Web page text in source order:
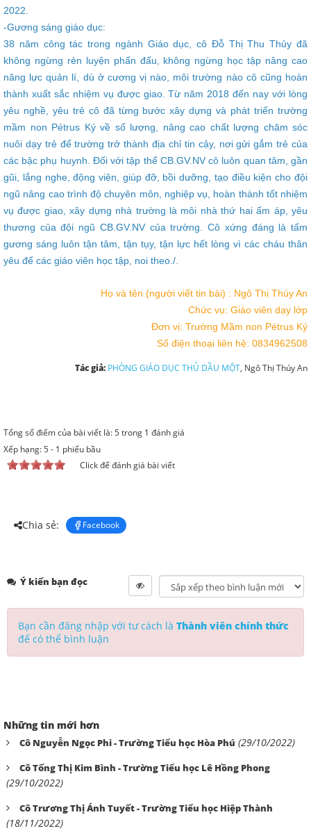
2022.
-Gương sáng giáo dục:
38 năm công tác trong ngành Giáo dục, cô Đỗ Thị Thu Thủy đã
không ngừng rèn luyện phấn đấu, không ngừng học tập nâng cao
năng lực quản lí, dù ở cương vị nào, môi trường nào cô cũng hoàn
thành xuất sắc nhiệm vụ được giao. Từ năm 2018 đến nay với lòng
yêu nghề, yêu trẻ cô đã từng bước xây dựng và phát triển trường
mầm non Pétrus Ký về số lượng, nâng cao chất lượng chăm sóc
nuôi dạy trẻ để trường trở thành địa chỉ tin cậy, nơi gửi gắm trẻ của
các bậc phụ huynh. Đối với tập thể CB.GV.NV cô luôn quan tâm, gần
gũi, lắng nghe, động viên, giúp đỡ, bồi dưỡng, tạo điều kiện cho đội
ngũ nâng cao trình độ chuyên môn, nghiệp vụ, hoàn thành tốt nhiệm
vụ được giao, xây dựng nhà trường là môi nhà thứ hai ấm áp, yêu
thương của đội ngũ CB.GV.NV của trường. Cô xứng đáng là tấm
gương sáng luôn tận tâm, tận tụy, tận lực hết lòng vì các cháu thân
yêu để các giáo viên học tập, noi theo./.
Họ và tên (người viết tin bài) : Ngô Thị Thúy An
Chức vụ: Giáo viên dạy lớp
Đơn vị: Trường Mầm non Pétrus Ký
Số điện thoại liên hệ: 0834962508
Tác giả: PHÒNG GIÁO DỤC THỦ DẦU MỘT, Ngô Thị Thúy An
Tổng số điểm của bài viết là: 5 trong 1 đánh giá
Xếp hạng:5- 1 phiếu bầu
Click để đánh giá bài viết
Chia sẻ: Facebook
Ý kiến bạn đọc
Bạn cần đăng nhập với tư cách là Thành viên chính thức
để có thể bình luận
Những tin mới hơn
Cô Nguyễn Ngọc Phi - Trường Tiểu học Hòa Phú (29/10/2022)
Cô Tống Thị Kim Bình - Trường Tiểu học Lê Hồng Phong
(29/10/2022)
Cô Trương Thị Ánh Tuyết - Trường Tiểu học Hiệp Thành
(18/11/2022)